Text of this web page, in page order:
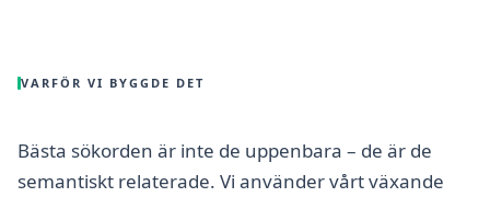
VARFÖR VI BYGGDE DET
Bästa sökorden är inte de uppenbara – de är de
semantiskt relaterade. Vi använder vårt växande